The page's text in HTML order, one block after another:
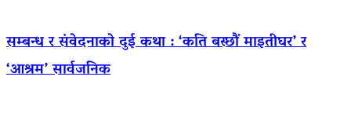
सम्बन्ध र संवेदनाको दुई कथा : ‘कति बस्छौं माइतीघर’ र
‘आश्रम’ सार्वजनिक